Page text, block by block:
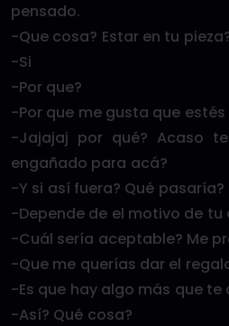
pensado.
-Que cosa? Estar en tu
-Si
-Por que?
-Por que me gusta que estés
-Jajajaj por qué? Acaso
engañado para acá?
-Y si así fuera? Qué pasaría?
-Depende de el motivo de tu
-Cuál sería aceptable? Me
-Que me querías dar el
-Es que hay algo más que te
-Así? Qué cosa?